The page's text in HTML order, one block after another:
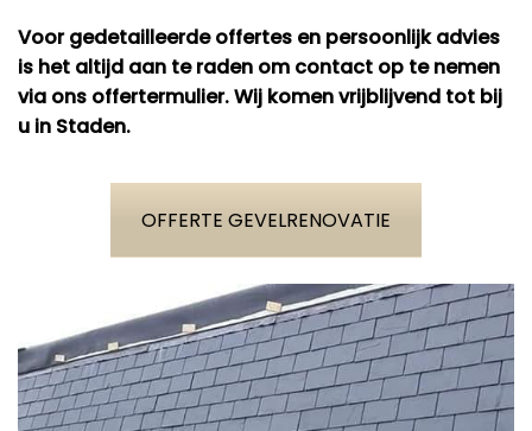
Voor gedetailleerde offertes en persoonlijk advies
is het altijd aan te raden om contact op te nemen
via ons offertermulier. Wij komen vrijblijvend tot bij
u in Staden.
OFFERTE GEVELRENOVATIE